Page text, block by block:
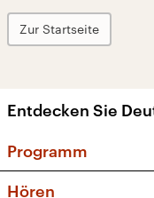
Zur Startseite
Entdecken Sie
Programm
Hören